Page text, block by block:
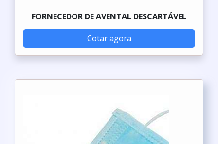
FORNECEDOR DE AVENTAL DESCARTÁVEL
Cotar agora